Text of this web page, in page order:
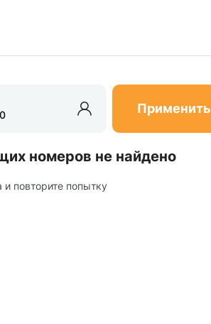
Применить
номеров не найдено
и повторите попытку